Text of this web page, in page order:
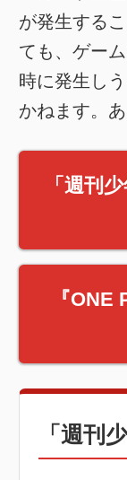
が発生する
ても、ゲー
時に発生し
かねます。
「週刊
『
「週刊